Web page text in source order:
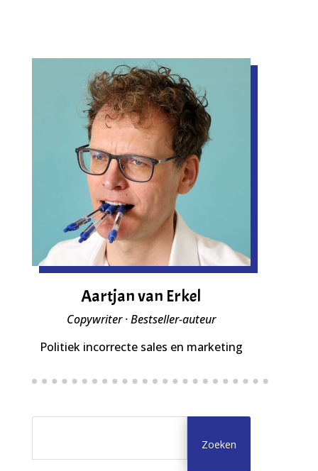
Aartjan van Erkel
Copywriter · Bestseller-auteur
Politiek incorrecte sales en marketing